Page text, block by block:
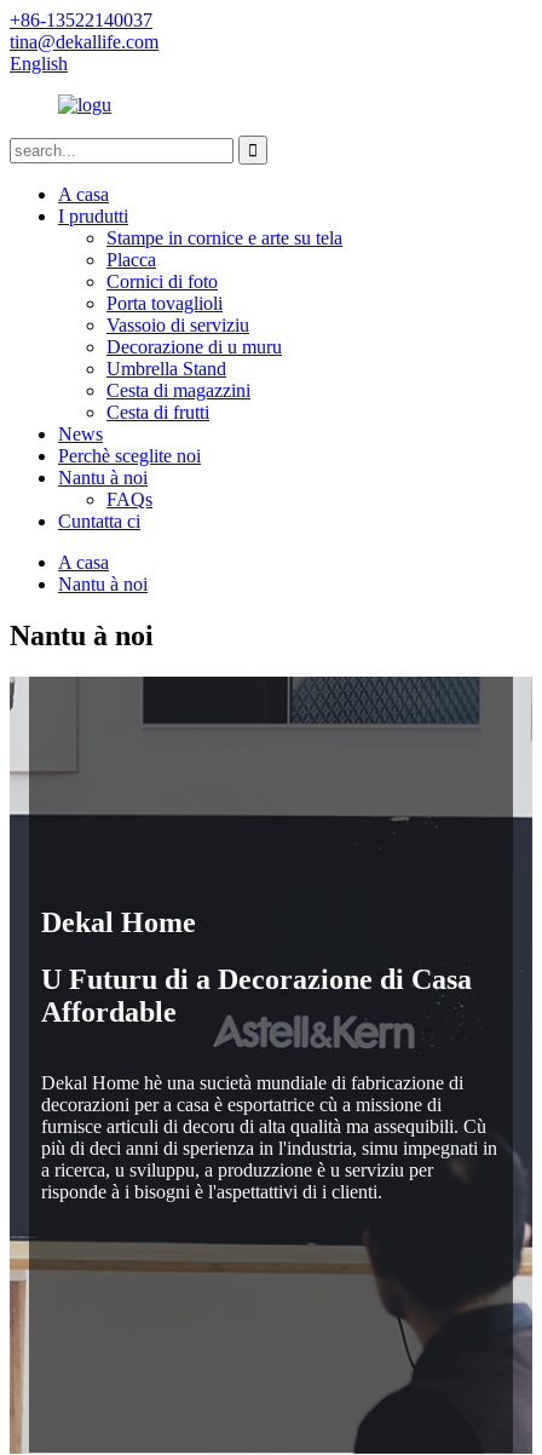
+86-13522140037
tina@dekallife.com
English
A casa
I prudutti
Stampe in cornice e arte su tela
Placca
Cornici di foto
Porta tovaglioli
Vassoio di serviziu
Decorazione di u muru
Umbrella Stand
Cesta di magazzini
Cesta di frutti
News
Perchè sceglite noi
Nantu à noi
FAQs
Cuntatta ci
A casa
Nantu à noi
Nantu à noi
Dekal Home
U Futuru di a Decorazione di Casa
Affordable
Dekal Home hè una sucietà mundiale di fabricazione di
decorazioni per a casa è esportatrice cù a missione di
furnisce articuli di decoru di alta qualità ma assequibili. Cù
più di deci anni di sperienza in l'industria, simu impegnati in
a ricerca, u sviluppu, a produzzione è u serviziu per
risponde à i bisogni è l'aspettattivi di i clienti.